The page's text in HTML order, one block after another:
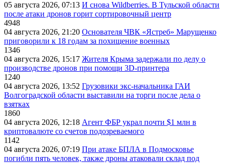
05 августа 2026, 07:13 И снова Wildberries. В Тульской области
после атаки дронов горит сортировочный центр
4948
04 августа 2026, 21:20 Основателя ЧВК «Ястреб» Марущенко
приговорили к 18 годам за похищение военных
1346
04 августа 2026, 15:17 Жителя Крыма задержали по делу о
производстве дронов при помощи 3D‑принтера
1240
04 августа 2026, 13:52 Грузовики экс-начальника ГАИ
Волгоградской области выставили на торги после дела о
взятках
1860
04 августа 2026, 12:18 Агент ФБР украл почти $1 млн в
криптовалюте со счетов подозреваемого
1142
04 августа 2026, 07:19 При атаке БПЛА в Подмосковье
погибли пять человек, также дроны атаковали склад под